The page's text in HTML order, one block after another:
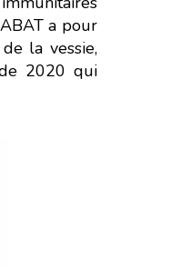
a pour
la vessie,
2020 qui